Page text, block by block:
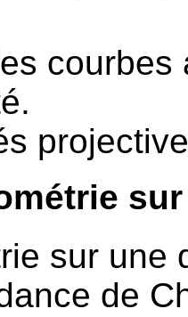
sur une
de